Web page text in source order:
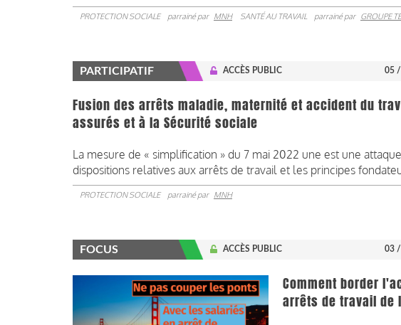
PROTECTION SOCIALE parrainé par MNH SANTÉ AU TRAVAIL parrainé par GROUPE
PARTICIPATIF ACCÈS PUBLIC 05
Fusion des arrêts maladie, maternité et accident du
assurés et à la Sécurité sociale
La mesure de « simplification » du 7 mai 2022 une est une
dispositions relatives aux arrêts de travail et les principes
PROTECTION SOCIALE parrainé par MNH
FOCUS ACCÈS PUBLIC 03
Comment border
arrêts de travail de